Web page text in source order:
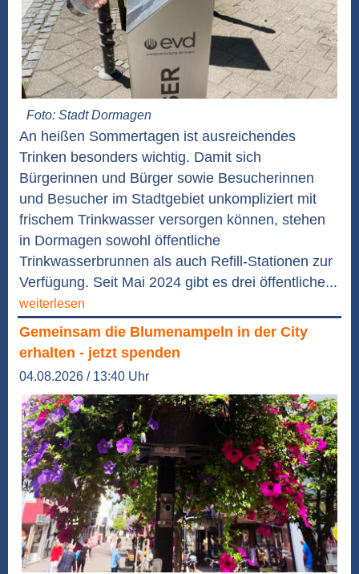
Foto: Stadt Dormagen
An heißen Sommertagen ist ausreichendes
Trinken besonders wichtig. Damit sich
Bürgerinnen und Bürger sowie Besucherinnen
und Besucher im Stadtgebiet unkompliziert mit
frischem Trinkwasser versorgen können, stehen
in Dormagen sowohl öffentliche
Trinkwasserbrunnen als auch Refill-Stationen zur
Verfügung. Seit Mai 2024 gibt es drei öffentliche...
weiterlesen
Gemeinsam die Blumenampeln in der City
erhalten - jetzt spenden
04.08.2026 / 13:40 Uhr